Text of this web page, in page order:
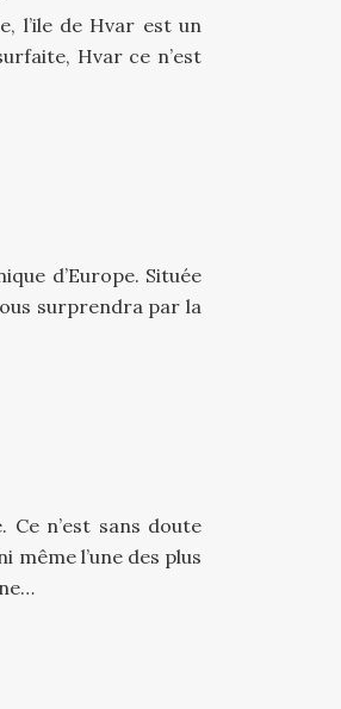
l’ile de Hvar est un
Hvar ce n’est
d’Europe. Située
surprendra par la
Ce n’est sans doute
même l’une des plus